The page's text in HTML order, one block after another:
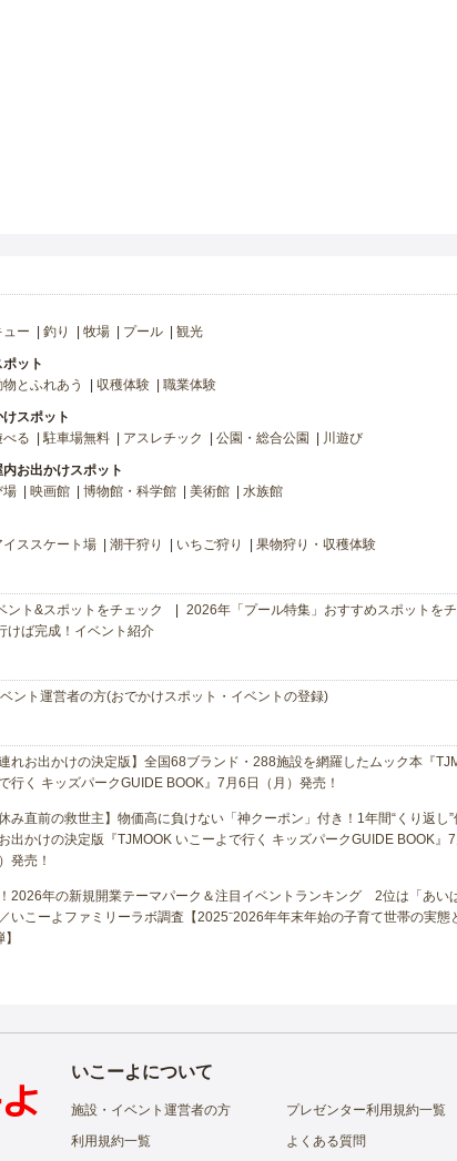
ー 釣り 牧場 プール 観光
ット
物とふれあう 収穫体験 職業体験
スポット
る 駐車場無料 アスレチック 公園・総合公園 川遊び
お出かけスポット
場 映画館 博物館・科学館 美術館 水族館
イススケート場 潮干狩り いちご狩り 果物狩り・収穫体験
ント&スポットをチェック
2026年「プール特集」おすすめスポットを
けば完成！イベント紹介
ント運営者の方(おでかけスポット・イベントの登録)
連れお出かけの決定版】全国68ブランド・288施設を網羅したムック本『
行く キッズパークGUIDE BOOK』7月6日（月）発売！
休み直前の救世主】物価高に負けない「神クーポン」付き！1年間“くり返し
出かけの決定版『TJMOOK いこーよで行く キッズパークGUIDE BOOK』7
発売！
2026年の新規開業テーマパーク＆注目イベントランキング 2位は「あい
いこーよファミリーラボ調査【2025⁻2026年年末年始の子育て世帯の実態
いこーよについて
施設・イベント運営者の方
プレゼンター利用規約一覧
利用規約一覧
よくある質問